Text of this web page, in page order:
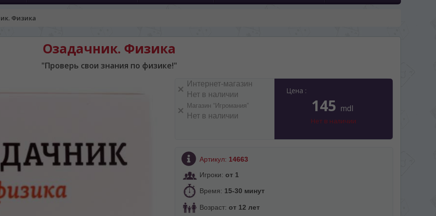
Физика
Озадачник. Физика
"Проверь свои знания по физике!"
Цена :
145 mdl
Нет в наличии
Интернет-магазин
Нет в наличии
Магазин “Игромания”
Нет в наличии
Артикул: 14663
Игроки: от 1
Время: 15-30 минут
Возраст: от 12 лет